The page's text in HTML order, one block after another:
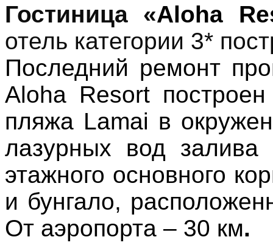
Гостиница «Aloha
отель категории 3*
Последний ремонт
Aloha Resort
пляжа Lamai в
лазурных вод
этажного основного
и бунгало,
От аэропорта – 30 км.